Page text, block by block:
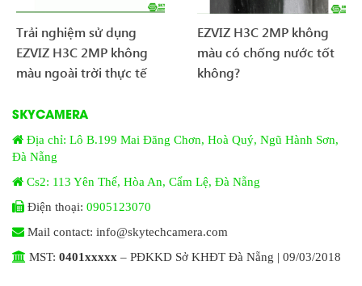
Trải nghiệm sử dụng
EZVIZ H3C 2MP không
màu ngoài trời thực tế
EZVIZ H3C 2MP không
màu có chống nước tốt
không?
SKYCAMERA
Địa chỉ: Lô B.199 Mai Đăng Chơn, Hoà Quý, Ngũ Hành Sơn,
Đà Nẵng
Cs2: 113 Yên Thế, Hòa An, Cẩm Lệ, Đà Nẵng
Điện thoại: 0905123070
Mail contact: info@skytechcamera.com
MST: 0401xxxxx – PĐKKD Sở KHĐT Đà Nẵng | 09/03/2018